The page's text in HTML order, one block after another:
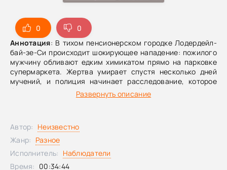
0
0
Аннотация: В тихом пенсионерском городке Лодердейл-
бай-зе-Си происходит шокирующее нападение: пожилого
мужчину обливают едким химикатом прямо на парковке
супермаркета. Жертва умирает спустя несколько дней
мучений, и полиция начинает расследование, которое
быстро выходит за рамки «личной мести» и бытовых
версий.Следствие проверяет семью, работу и возможные
цепочку людей с поддельными именами, чужими
документами и неожиданными связями. Чем дальше
продвигаются детективы, тем яснее становится: это не
случайность и не вспышка эмоций, а тщательно
запутанная история с несколькими участниками — и
Развернуть описание
Автор: Неизвестно
Жанр: Разное
Исполнитель: Наблюдатели
Время: 00:34:44